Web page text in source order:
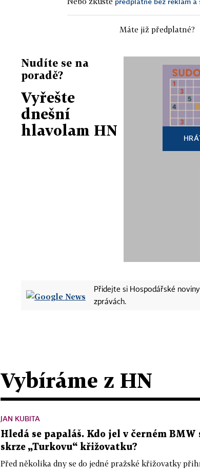
Máte již předplatné?
Nudíte se na
poradě?
Vyřešte
dnešní
hlavolam HN
Přidejte si Hospodářské noviny
zprávách.
Vybíráme z HN
JAN KUBITA
Hledá se papaláš. Kdo jel v černém BMW
skrze „Turkovu“ křižovatku?
Před několika dny se do jedné pražské křižovatky